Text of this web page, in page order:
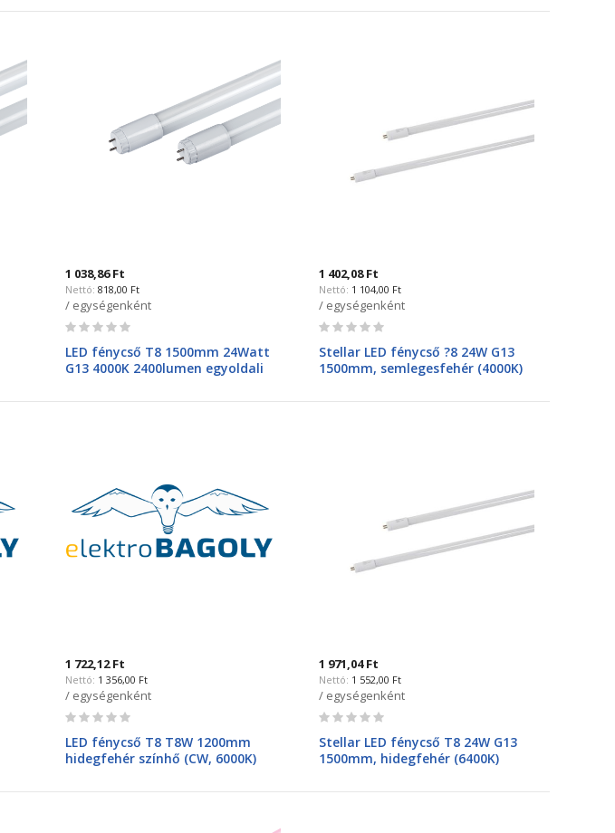
1 038,86 Ft
818,00 Ft
/ egységenként
Rating:
LED fénycső T8 1500mm 24Watt
G13 4000K 2400lumen egyoldali
garanciával
1 402,08 Ft
1 104,00 Ft
/ egységenként
Rating:
Stellar LED fénycső ?8 24W G13
1500mm, semlegesfehér (4000K)
1 722,12 Ft
1 356,00 Ft
/ egységenként
Rating:
LED fénycső T8 T8W 1200mm
hidegfehér színhő (CW, 6000K)
1 971,04 Ft
1 552,00 Ft
/ egységenként
Rating:
Stellar LED fénycső T8 24W G13
1500mm, hidegfehér (6400K)
megtáplálású99XLED447NEW